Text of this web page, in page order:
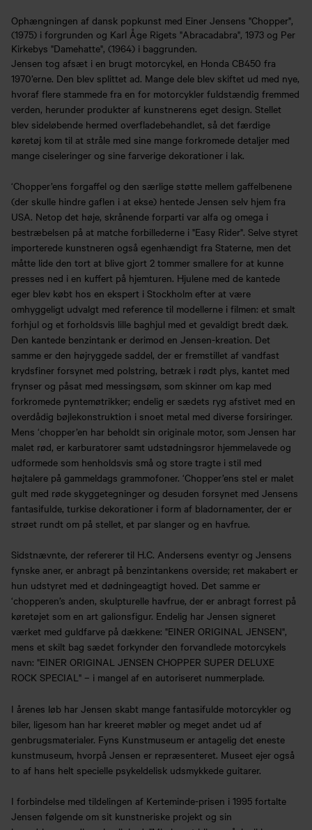
Ophængningen af dansk popkunst med Einer Jensens "Chopper",
(1975) i forgrunden og Karl Åge Rigets "Abracadabra", 1973 og Per
Kirkebys "Damehatte", (1964) i baggrunden.
Jensen tog afsæt i en brugt motorcykel, en Honda CB450 fra
1970’erne. Den blev splittet ad. Mange dele blev skiftet ud med nye,
hvoraf flere stammede fra en for motorcykler fuldstændig fremmed
verden, herunder produkter af kunstnerens eget design. Stellet
blev sideløbende hermed overfladebehandlet, så det færdige
køretøj kom til at stråle med sine mange forkromede detaljer med
mange ciseleringer og sine farverige dekorationer i lak.
‘Chopper’ens forgaffel og den særlige støtte mellem gaffelbenene
(der skulle hindre gaflen i at ekse) hentede Jensen selv hjem fra
USA. Netop det høje, skrånende forparti var alfa og omega i
bestræbelsen på at matche forbillederne i "Easy Rider". Selve styret
importerede kunstneren også egenhændigt fra Staterne, men det
måtte lide den tort at blive gjort 2 tommer smallere for at kunne
presses ned i en kuffert på hjemturen. Hjulene med de kantede
eger blev købt hos en ekspert i Stockholm efter at være
omhyggeligt udvalgt med reference til modellerne i filmen: et smalt
forhjul og et forholdsvis lille baghjul med et gevaldigt bredt dæk.
Den kantede benzintank er derimod en Jensen-kreation. Det
samme er den højryggede saddel, der er fremstillet af vandfast
krydsfiner forsynet med polstring, betræk i rødt plys, kantet med
frynser og påsat med messingsøm, som skinner om kap med
forkromede pyntemøtrikker; endelig er sædets ryg afstivet med en
overdådig bøjlekonstruktion i snoet metal med diverse forsiringer.
Mens ‘chopper’en har beholdt sin originale motor, som Jensen har
malet rød, er karburatorer samt udstødningsror hjemmelavede og
udformede som henholdsvis små og store tragte i stil med
højtalere på gammeldags grammofoner. ‘Chopper’ens stel er malet
gult med røde skyggetegninger og desuden forsynet med Jensens
fantasifulde, turkise dekorationer i form af bladornamenter, der er
strøet rundt om på stellet, et par slanger og en havfrue.
Sidstnævnte, der refererer til H.C. Andersens eventyr og Jensens
fynske aner, er anbragt på benzintankens overside; ret makabert er
hun udstyret med et dødningeagtigt hoved. Det samme er
‘chopperen’s anden, skulpturelle havfrue, der er anbragt forrest på
køretøjet som en art galionsfigur. Endelig har Jensen signeret
værket med guldfarve på dækkene: "EINER ORIGINAL JENSEN",
mens et skilt bag sædet forkynder den forvandlede motorcykels
navn: "EINER ORIGINAL JENSEN CHOPPER SUPER DELUXE
ROCK SPECIAL" – i mangel af en autoriseret nummerplade.
I årenes løb har Jensen skabt mange fantasifulde motorcykler og
biler, ligesom han har kreeret møbler og meget andet ud af
genbrugsmaterialer. Fyns Kunstmuseum er antagelig det eneste
kunstmuseum, hvorpå Jensen er repræsenteret. Museet ejer også
to af hans helt specielle psykeldelisk udsmykkede guitarer.
I forbindelse med tildelingen af Kerteminde-prisen i 1995 fortalte
Jensen følgende om sit kunstneriske projekt og sin